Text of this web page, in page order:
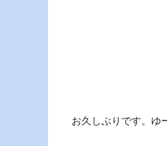
お久しぶりです。ゆ